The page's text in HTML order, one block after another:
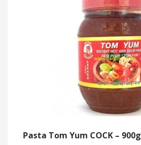
Pasta Tom Yum COCK – 900g